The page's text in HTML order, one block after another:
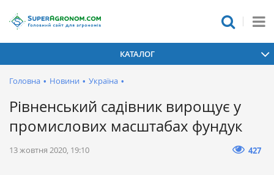
КАТАЛОГ
Головна • Новини • Україна •
Рівненський садівник вирощує у
промислових масштабах фундук
13 жовтня 2020, 19:10 427